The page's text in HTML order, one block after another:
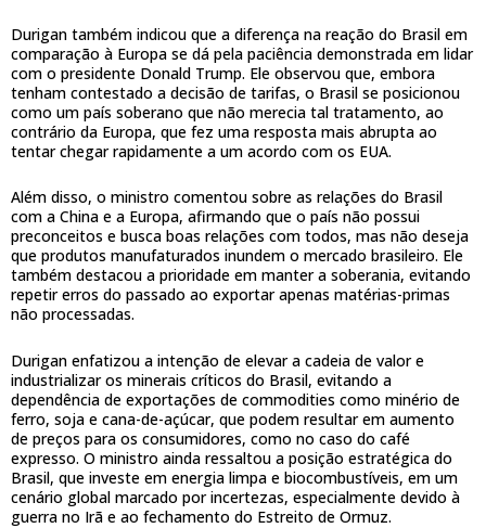
Durigan também indicou que a diferença na reação do Brasil em
comparação à Europa se dá pela paciência demonstrada em lidar
com o presidente Donald Trump. Ele observou que, embora
tenham contestado a decisão de tarifas, o Brasil se posicionou
como um país soberano que não merecia tal tratamento, ao
contrário da Europa, que fez uma resposta mais abrupta ao
tentar chegar rapidamente a um acordo com os EUA.
Além disso, o ministro comentou sobre as relações do Brasil
com a China e a Europa, afirmando que o país não possui
preconceitos e busca boas relações com todos, mas não deseja
que produtos manufaturados inundem o mercado brasileiro. Ele
também destacou a prioridade em manter a soberania, evitando
repetir erros do passado ao exportar apenas matérias-primas
não processadas.
Durigan enfatizou a intenção de elevar a cadeia de valor e
industrializar os minerais críticos do Brasil, evitando a
dependência de exportações de commodities como minério de
ferro, soja e cana-de-açúcar, que podem resultar em aumento
de preços para os consumidores, como no caso do café
expresso. O ministro ainda ressaltou a posição estratégica do
Brasil, que investe em energia limpa e biocombustíveis, em um
cenário global marcado por incertezas, especialmente devido à
guerra no Irã e ao fechamento do Estreito de Ormuz.